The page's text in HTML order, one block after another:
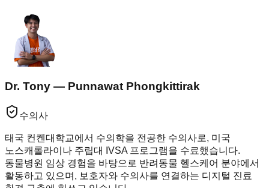
Dr. Tony — Punnawat Phongkittirak
수의사
태국 컨켄대학교에서 수의학을 전공한 수의사로, 미국
노스캐롤라이나 주립대 IVSA 프로그램을 수료했습니다.
동물병원 임상 경험을 바탕으로 반려동물 헬스케어 분야에서
활동하고 있으며, 보호자와 수의사를 연결하는 디지털 진료